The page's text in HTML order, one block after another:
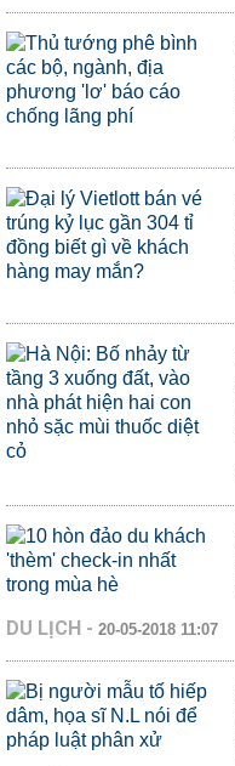
DU LỊCH - 20-05-2018 11:07